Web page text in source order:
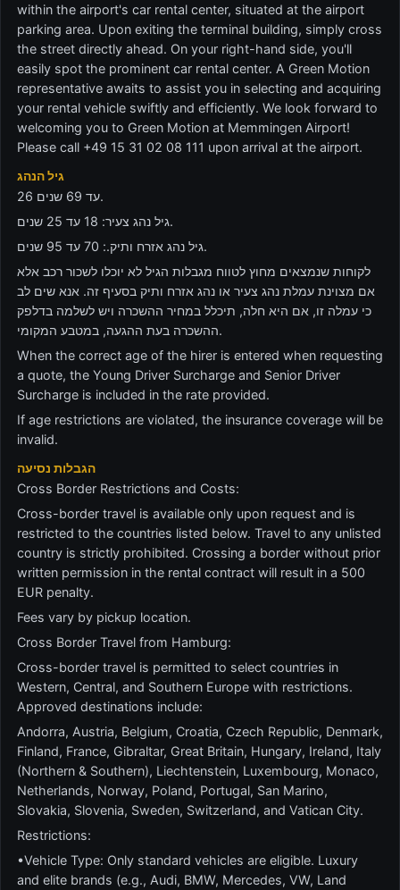
within the airport's car rental center, situated at the airport
parking area. Upon exiting the terminal building, simply cross
the street directly ahead. On your right-hand side, you'll
easily spot the prominent car rental center. A Green Motion
representative awaits to assist you in selecting and acquiring
your rental vehicle swiftly and efficiently. We look forward to
welcoming you to Green Motion at Memmingen Airport!
Please call +49 15 31 02 08 111 upon arrival at the airport.
גיל הנהג
26 עד 69 שנים.
גיל נהג צעיר: 18 עד 25 שנים.
גיל נהג אזרח ותיק.: 70 עד 95 שנים.
לקוחות שנמצאים מחוץ לטווח מגבלות הגיל לא יוכלו לשכור רכב אלא
אם מצוינת עמלת נהג צעיר או נהג אזרח ותיק בסעיף זה. אנא שים לב
כי עמלה זו, אם היא חלה, תיכלל במחיר ההשכרה ויש לשלמה בדלפק
ההשכרה בעת ההגעה, במטבע המקומי.
When the correct age of the hirer is entered when requesting
a quote, the Young Driver Surcharge and Senior Driver
Surcharge is included in the rate provided.
If age restrictions are violated, the insurance coverage will be
invalid.
הגבלות נסיעה
Cross Border Restrictions and Costs:
Cross-border travel is available only upon request and is
restricted to the countries listed below. Travel to any unlisted
country is strictly prohibited. Crossing a border without prior
written permission in the rental contract will result in a 500
EUR penalty.
Fees vary by pickup location.
Cross Border Travel from Hamburg:
Cross-border travel is permitted to select countries in
Western, Central, and Southern Europe with restrictions.
Approved destinations include:
Andorra, Austria, Belgium, Croatia, Czech Republic, Denmark,
Finland, France, Gibraltar, Great Britain, Hungary, Ireland, Italy
(Northern & Southern), Liechtenstein, Luxembourg, Monaco,
Netherlands, Norway, Poland, Portugal, San Marino,
Slovakia, Slovenia, Sweden, Switzerland, and Vatican City.
Restrictions:
•Vehicle Type: Only standard vehicles are eligible. Luxury
and elite brands (e.g., Audi, BMW, Mercedes, VW, Land